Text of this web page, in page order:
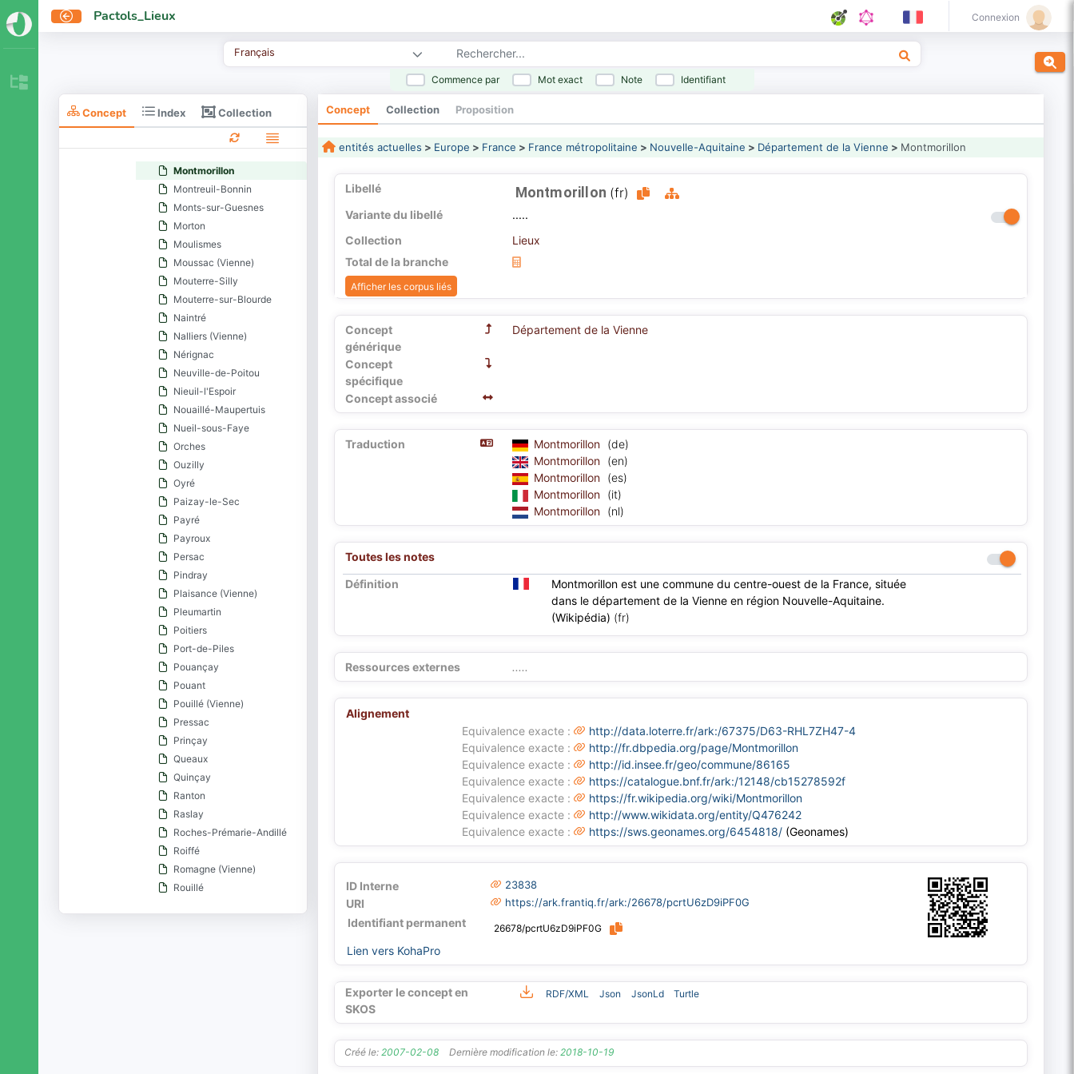
Pactols_Lieux Connexion
Français
Commence par Mot exact Note Identifiant
Concept Index Collection
Mignaloux-Beauvoir
Migné-Auxances
Moncontour (Vienne)
Mondion
Monthoiron
Montmorillon
Montreuil-Bonnin
Monts-sur-Guesnes
Morton
Moulismes
Moussac (Vienne)
Mouterre-Silly
Mouterre-sur-Blourde
Naintré
Nalliers (Vienne)
Nérignac
Neuville-de-Poitou
Nieuil-l'Espoir
Nouaillé-Maupertuis
Nueil-sous-Faye
Orches
Ouzilly
Oyré
Paizay-le-Sec
Payré
Payroux
Persac
Pindray
Plaisance (Vienne)
Pleumartin
Poitiers
Port-de-Piles
Pouançay
Pouant
Pouillé (Vienne)
Pressac
Prinçay
Queaux
Quinçay
Ranton
Raslay
Roches-Prémarie-Andillé
Roiffé
Romagne (Vienne)
Rouillé
Concept Collection Proposition
entités actuelles > Europe > France > France métropolitaine > Nouvelle-Aquitaine > Département de la Vienne > Montmorillon
Libellé Montmorillon (fr)
Variante du libellé
.....
Collection
Lieux
Total de la branche
Afficher les corpus liés
Concept
générique
Département de la Vienne
Concept
spécifique
Concept associé
Traduction Montmorillon (de)
Montmorillon (en)
Montmorillon (es)
Montmorillon (it)
Montmorillon (nl)
Toutes les notes
Définition
Montmorillon est une commune du centre-ouest de la France, située
dans le département de la Vienne en région Nouvelle-Aquitaine.
(Wikipédia) (fr)
Ressources externes .....
Alignement
Equivalence exacte :
http://data.loterre.fr/ark:/67375/D63-RHL7ZH47-4
Equivalence exacte :
http://fr.dbpedia.org/page/Montmorillon
Equivalence exacte :
http://id.insee.fr/geo/commune/86165
Equivalence exacte :
https://catalogue.bnf.fr/ark:/12148/cb15278592f
Equivalence exacte :
https://fr.wikipedia.org/wiki/Montmorillon
Equivalence exacte :
http://www.wikidata.org/entity/Q476242
Equivalence exacte :
https://sws.geonames.org/6454818/(Geonames)
ID Interne 23838
URI https://ark.frantiq.fr/ark:/26678/pcrtU6zD9iPF0G
Identifiant permanent 26678/pcrtU6zD9iPF0G
Lien vers KohaPro
Exporter le concept en
SKOS
RDF/XML Json JsonLd Turtle
Créé le: 2007-02-08 Dernière modification le: 2018-10-19